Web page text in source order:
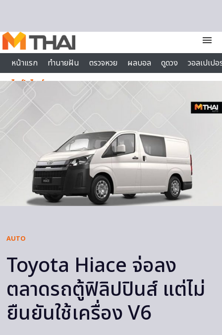
menu
หน้าแรก
ทำนายฝัน ตรวจหวย ผลบอล ดูดวง
วอลเปเป
ไลฟ์สไตล์
AUTO
Toyota Hiace จ่อลง
ตลาดรถตู้ฟิลิปปินส์ แต่ไม่
ยืนยันใช้เครื่อง V6